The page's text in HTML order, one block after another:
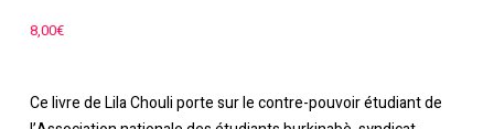
8,00€
Ce livre de Lila Chouli porte sur le contre-pouvoir étudiant de